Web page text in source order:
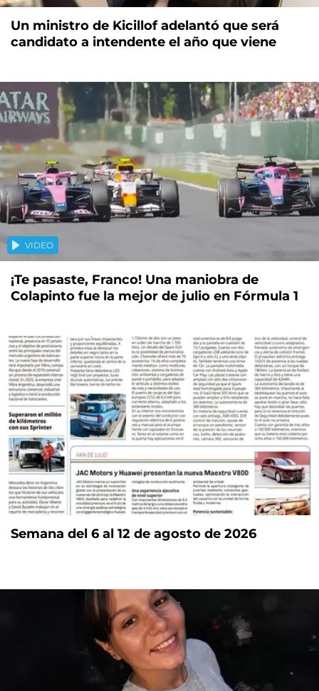
Un ministro de Kicillof adelantó que será
candidato a intendente el año que viene
VIDEO
¡Te pasaste, Franco! Una maniobra de
Colapinto fue la mejor de julio en Fórmula 1
Semana del 6 al 12 de agosto de 2026